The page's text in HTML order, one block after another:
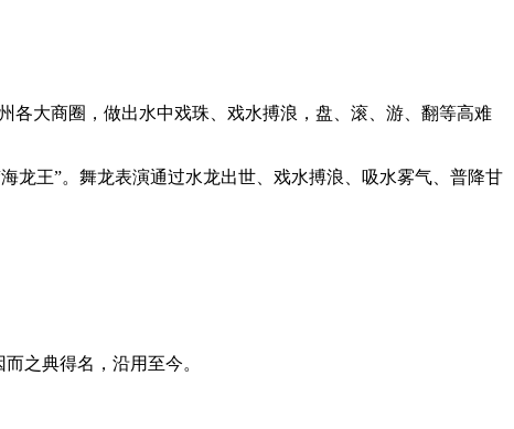
各大商圈，做出水中戏珠、戏水搏浪，盘、滚、游、翻等高难
龙王”。舞龙表演通过水龙出世、戏水搏浪、吸水雾气、普降甘
之典得名，沿用至今。